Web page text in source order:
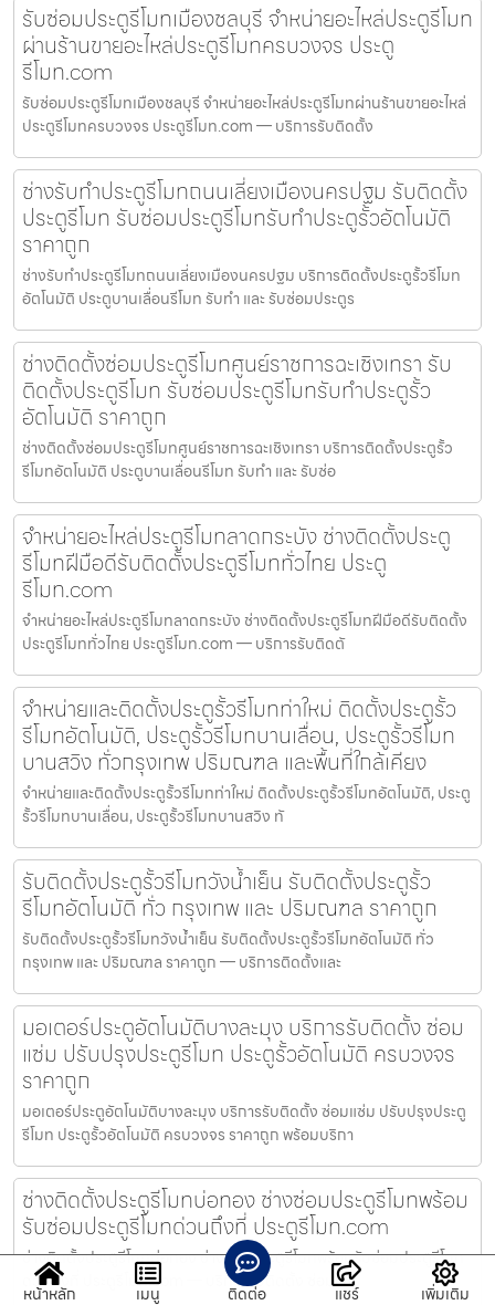
รับซ่อมประตูรีโมทเมืองชลบุรี จำหน่ายอะไหล่ประตูรีโมท
ผ่านร้านขายอะไหล่ประตูรีโมทครบวงจร ประตู
รีโมท.com
รับซ่อมประตูรีโมทเมืองชลบุรี จำหน่ายอะไหล่ประตูรีโมทผ่านร้านขายอะไหล่
ประตูรีโมทครบวงจร ประตูรีโมท.com — บริการรับติดตั้ง
ช่างรับทำประตูรีโมทถนนเลี่ยงเมืองนครปฐม รับติดตั้ง
ประตูรีโมท รับซ่อมประตูรีโมทรับทำประตูรั้วอัตโนมัติ
ราคาถูก
ช่างรับทำประตูรีโมทถนนเลี่ยงเมืองนครปฐม บริการติดตั้งประตูรั้วรีโมท
อัตโนมัติ ประตูบานเลื่อนรีโมท รับทำ และ รับซ่อมประตูร
ช่างติดตั้งซ่อมประตูรีโมทศูนย์ราชการฉะเชิงเทรา รับ
ติดตั้งประตูรีโมท รับซ่อมประตูรีโมทรับทำประตูรั้ว
อัตโนมัติ ราคาถูก
ช่างติดตั้งซ่อมประตูรีโมทศูนย์ราชการฉะเชิงเทรา บริการติดตั้งประตูรั้ว
รีโมทอัตโนมัติ ประตูบานเลื่อนรีโมท รับทำ และ รับซ่อ
จำหน่ายอะไหล่ประตูรีโมทลาดกระบัง ช่างติดตั้งประตู
รีโมทฝีมือดีรับติดตั้งประตูรีโมททั่วไทย ประตู
รีโมท.com
จำหน่ายอะไหล่ประตูรีโมทลาดกระบัง ช่างติดตั้งประตูรีโมทฝีมือดีรับติดตั้ง
ประตูรีโมททั่วไทย ประตูรีโมท.com — บริการรับติดตั
จำหน่ายและติดตั้งประตูรั้วรีโมทท่าใหม่ ติดตั้งประตูรั้ว
รีโมทอัตโนมัติ, ประตูรั้วรีโมทบานเลื่อน, ประตูรั้วรีโมท
บานสวิง ทั่วกรุงเทพ ปริมณฑล และพื้นที่ใกล้เคียง
จำหน่ายและติดตั้งประตูรั้วรีโมทท่าใหม่ ติดตั้งประตูรั้วรีโมทอัตโนมัติ, ประตู
รั้วรีโมทบานเลื่อน, ประตูรั้วรีโมทบานสวิง ทั
รับติดตั้งประตูรั้วรีโมทวังน้ำเย็น รับติดตั้งประตูรั้ว
รีโมทอัตโนมัติ ทั่ว กรุงเทพ และ ปริมณฑล ราคาถูก
รับติดตั้งประตูรั้วรีโมทวังน้ำเย็น รับติดตั้งประตูรั้วรีโมทอัตโนมัติ ทั่ว
กรุงเทพ และ ปริมณฑล ราคาถูก — บริการติดตั้งและ
มอเตอร์ประตูอัตโนมัติบางละมุง บริการรับติดตั้ง ซ่อม
แซ่ม ปรับปรุงประตูรีโมท ประตูรั้วอัตโนมัติ ครบวงจร
ราคาถูก
มอเตอร์ประตูอัตโนมัติบางละมุง บริการรับติดตั้ง ซ่อมแซ่ม ปรับปรุงประตู
รีโมท ประตูรั้วอัตโนมัติ ครบวงจร ราคาถูก พร้อมบริกา
ช่างติดตั้งประตูรีโมทบ่อทอง ช่างซ่อมประตูรีโมทพร้อม
รับซ่อมประตูรีโมทด่วนถึงที่ ประตูรีโมท.com
ช่างติดตั้งประตูรีโมทบ่อทอง ช่างซ่อมประตูรีโมทพร้อมรับซ่อมประตูรีโมท
ด่วนถึงที่ ประตูรีโมท.com — บริการรับติดตั้ง ซ่อมแซ่
หน้าหลัก เมนู ติดต่อ แชร์ เพิ่มเติม